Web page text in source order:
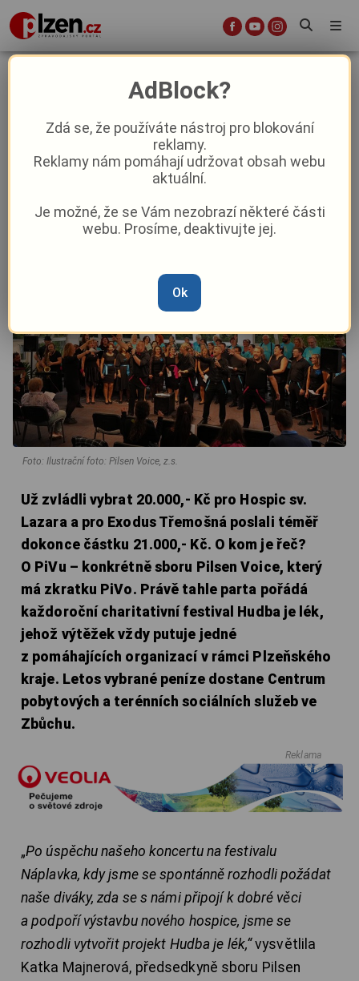
Pilsen Voice pořádá v neděli další
ročník festivalu Hudba je lék
Aktuálně
14. 9. 2025|04:33
Foto: Ilustrační foto: Pilsen Voice, z.s.
Už zvládli vybrat 20.000,- Kč pro Hospic sv.
Lazara a pro Exodus Třemošná poslali téměř
dokonce částku 21.000,- Kč. O kom je řeč?
O PiVu – konkrétně sboru Pilsen Voice, který
má zkratku PiVo. Právě tahle parta pořádá
každoroční charitativní festival Hudba je lék,
jehož výtěžek vždy putuje jedné
z pomáhajících organizací v rámci Plzeňského
kraje. Letos vybrané peníze dostane Centrum
pobytových a terénních sociálních služeb ve
Zbůchu.
Reklama
„Po úspěchu našeho koncertu na festivalu
Náplavka, kdy jsme se spontánně rozhodli požádat
naše diváky, zda se s námi připojí k dobré věci
a podpoří výstavbu nového hospice, jsme se
rozhodli vytvořit projekt Hudba je lék,“vysvětlila
Katka Majnerová, předsedkyně sboru Pilsen
AdBlock?
Zdá se, že používáte nástroj pro blokování
reklamy.
Reklamy nám pomáhají udržovat obsah webu
aktuální.
Je možné, že se Vám nezobrazí některé části
webu. Prosíme, deaktivujte jej.
Ok